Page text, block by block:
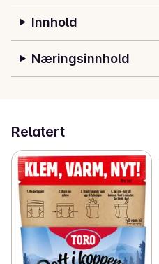
Innhold
Næringsinnhold
Relatert